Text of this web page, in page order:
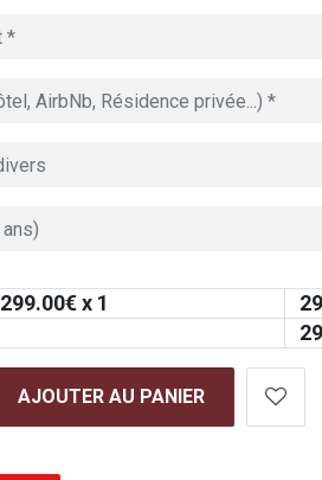
299.00€ x 1
AJOUTER AU PANIER